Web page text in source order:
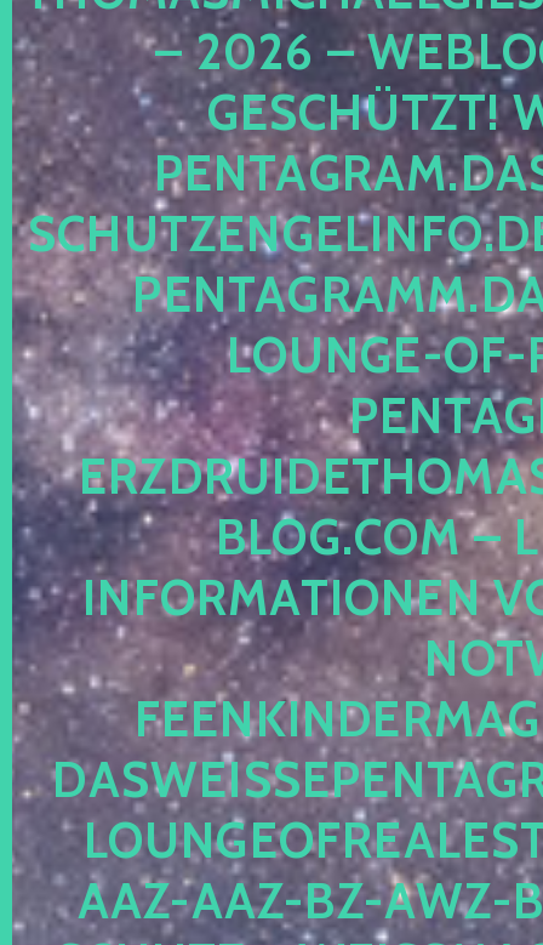
– 2026 –
ESCHÜTZT!
OUNGE-OF-
LOG.COM –
NFORMATIONEN
AZ-AAZ-BZ-AWZ-